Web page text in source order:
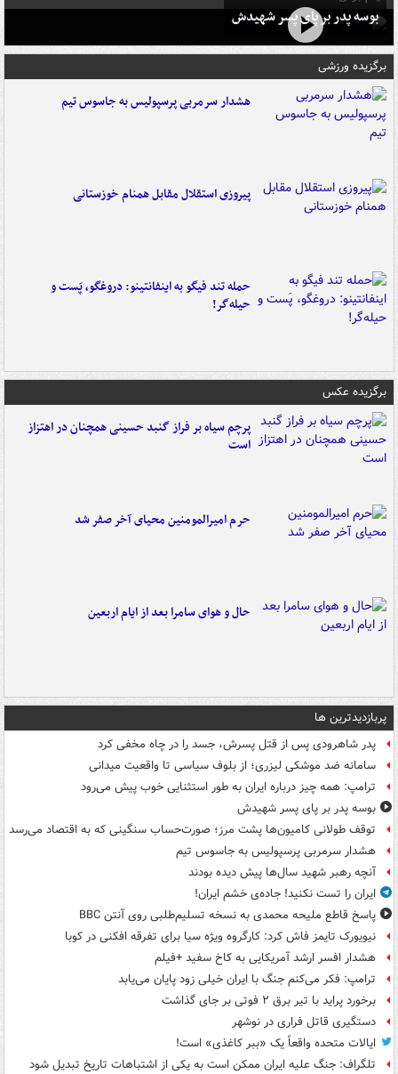
بوسه‌ پدر بر پای پسر شهیدش
برگزیده ورزشی
هشدار سرمربی پرسپولیس به جاسوس تیم
پیروزی استقلال مقابل همنام خوزستانی
حمله تند فیگو به اینفانتینو: دروغگو، پَست‌ و
حیله‌گر!
برگزیده عکس
پرچم سیاه بر فراز گنبد حسینی همچنان در اهتزاز
است
حرم امیرالمومنین محیای آخر صفر شد
حال و هوای سامرا بعد از ایام اربعین
پربازدیدترین ها
پدر شاهرودی پس از قتل پسرش، جسد را در چاه مخفی کرد
سامانه ضد موشکی لیزری؛ از بلوف سیاسی تا واقعیت میدانی
ترامپ: همه چیز درباره ایران به طور استثنایی خوب پیش می‌رود
بوسه‌ پدر بر پای پسر شهیدش
توقف طولانی کامیون‌ها پشت مرز؛ صورت‌حساب سنگینی که به اقتصاد می‌رسد
هشدار سرمربی پرسپولیس به جاسوس تیم
آنچه رهبر شهید سال‌ها پیش دیده بودند
ایران را تست نکنید! جاده‌ی خشم ایران!
پاسخ قاطع ملیحه محمدی به نسخه تسلیم‌طلبی روی آنتن BBC
نیویورک تایمز فاش کرد: کارگروه ویژه سیا برای تفرقه افکنی در کوبا
هشدار افسر ارشد آمریکایی به کاخ سفید +فیلم
ترامپ: فکر می‌کنم جنگ با ایران خیلی زود پایان می‌یابد
برخورد پراید با تیر برق ۲ فوتی بر جای گذاشت
دستگیری قاتل فراری در نوشهر
ایالات متحده واقعاً یک «ببر کاغذی» است!
تلگراف: جنگ علیه ایران ممکن است به یکی از اشتباهات تاریخ تبدیل شود